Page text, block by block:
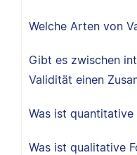
Welche Arten von
Gibt es zwischen
Validität einen
Was ist quantitative
Was ist qualitative